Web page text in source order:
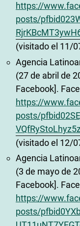
https://
posts/
(visitado el 11/
Agencia
(27 de abril de
Facebook].
https://
posts/
(visitado el 12/
Agencia
(3 de mayo de
Facebook].
https://
posts/